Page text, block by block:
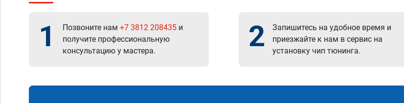
1 Позвоните нам +7 3812 208435 и
получите профессиональную
консультацию у мастера.
2
Запишитесь на удобное время и
приезжайте к нам в сервис на
установку чип тюнинга.